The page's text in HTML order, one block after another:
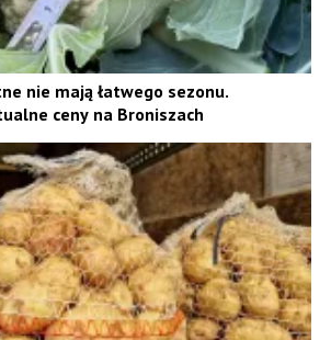
nie mają łatwego sezonu.
ceny na Broniszach